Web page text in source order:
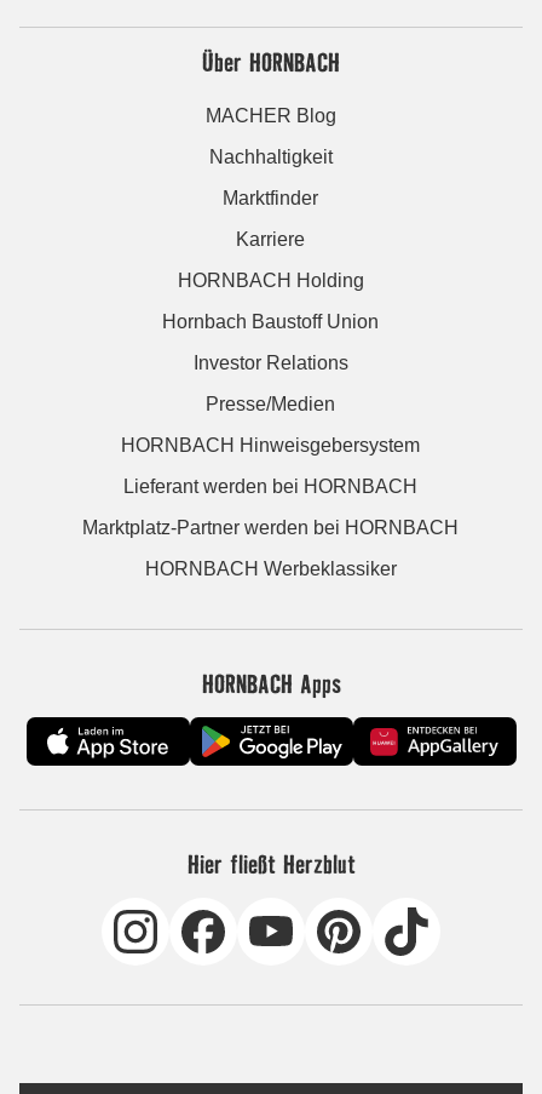
Über HORNBACH
MACHER Blog
Nachhaltigkeit
Marktfinder
Karriere
HORNBACH Holding
Hornbach Baustoff Union
Investor Relations
Presse/Medien
HORNBACH Hinweisgebersystem
Lieferant werden bei HORNBACH
Marktplatz-Partner werden bei HORNBACH
HORNBACH Werbeklassiker
HORNBACH Apps
Hier fließt Herzblut